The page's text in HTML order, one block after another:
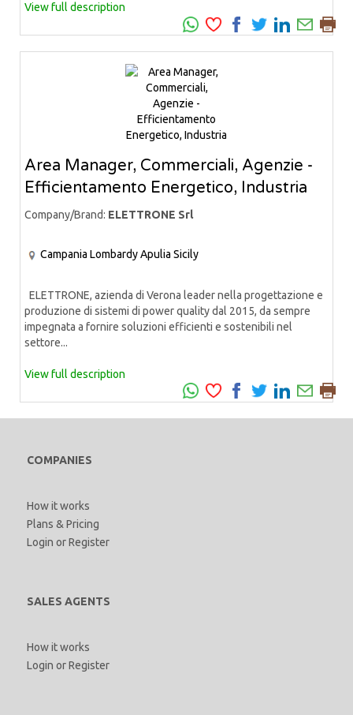
View full description
Area Manager, Commerciali, Agenzie -
Efficientamento Energetico, Industria
Company/Brand: ELETTRONE Srl
Campania LombardyApulia Sicily
ELETTRONE, azienda di Verona leader nella progettazione e
produzione di sistemi di power quality dal 2015, da sempre
impegnata a fornire soluzioni efficienti e sostenibili nel
settore...
View full description
COMPANIES
How it works
Plans & Pricing
Login orRegister
SALES AGENTS
How it works
Login orRegister